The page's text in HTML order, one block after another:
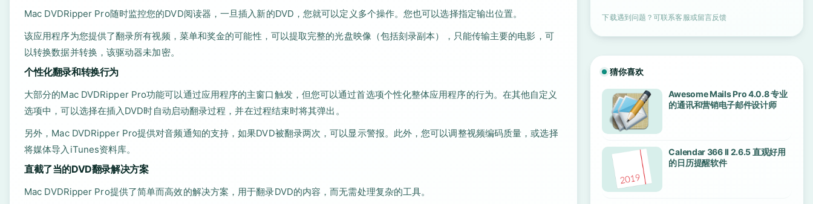
Mac DVDRipper Pro随时监控您的DVD阅读器，一旦插入新的DVD，您就可以定义多个操作。您也可以选择指定输出位置。
该应用程序为您提供了翻录所有视频，菜单和奖金的可能性，可以提取完整的光盘映像（包括刻录副本），只能传输主要的电影，可
以转换数据并转换，该驱动器未加密。
个性化翻录和转换行为
大部分的Mac DVDRipper Pro功能可以通过应用程序的主窗口触发，但您可以通过首选项个性化整体应用程序的行为。在其他自定义
选项中，可以选择在插入DVD时自动启动翻录过程，并在过程结束时将其弹出。
另外，Mac DVDRipper Pro提供对音频通知的支持，如果DVD被翻录两次，可以显示警报。此外，您可以调整视频编码质量，或选择
将媒体导入iTunes资料库。
直截了当的DVD翻录解决方案
Mac DVDRipper Pro提供了简单而高效的解决方案，用于翻录DVD的内容，而无需处理复杂的工具。
下载遇到问题？可联系客服或留言反馈
猜你喜欢
Awesome Mails Pro 4.0.8 专业
的通讯和营销电子邮件设计师
Calendar 366 II 2.6.5 直观好用
的日历提醒软件